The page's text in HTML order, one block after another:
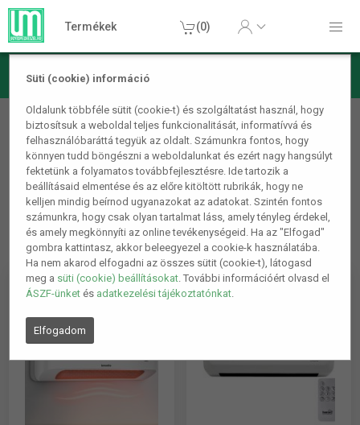
Süti (cookie) információ
Oldalunk többféle sütit (cookie-t) és szolgáltatást használ, hogy
biztosítsuk a weboldal teljes funkcionalitását, informatívvá és
felhasználóbaráttá tegyük az oldalt. Számunkra fontos, hogy
könnyen tudd böngészni a weboldalunkat és ezért nagy hangsúlyt
fektetünk a folyamatos továbbfejlesztésre. Ide tartozik a
beállításaid elmentése és az előre kitöltött rubrikák, hogy ne
kelljen mindig beírnod ugyanazokat az adatokat. Szintén fontos
számunkra, hogy csak olyan tartalmat láss, amely tényleg érdekel,
és amely megkönnyíti az online tevékenységeid. Ha az "Elfogad"
gombra kattintasz, akkor beleegyezel a cookie-k használatába.
Ha nem akarod elfogadni az összes sütit (cookie-t), látogasd
meg a süti (cookie) beállításokat. További információért olvasd el
ÁSZF-ünket és adatkezelési tájékoztatónkat.
Elfogadom
Termékek (0)
Otthon, lakás, háztartás
Fűtés